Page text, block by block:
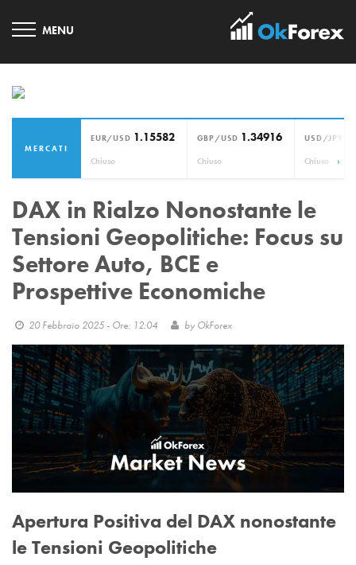
MERCATI
EUR/USD 1.15582
Chiuso
GBP/USD 1.34916
Chiuso
USD/JPY
Chiuso ›
DAX in Rialzo Nonostante le
Tensioni Geopolitiche: Focus su
Settore Auto, BCE e
Prospettive Economiche
20 Febbraio 2025 - Ore: 12:04 by OkForex
Apertura Positiva del DAX nonostante
le Tensioni Geopolitiche